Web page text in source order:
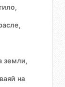
земли,
на